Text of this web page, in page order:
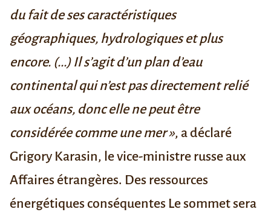
du fait de ses caractéristiques
géographiques, hydrologiques et plus
encore. (...) Il s’agit d’un plan d’eau
continental qui n’est pas directement relié
aux océans, donc elle ne peut être
considérée comme une mer », a déclaré
Grigory Karasin, le vice-ministre russe aux
Affaires étrangères. Des ressources
énergétiques conséquentes Le sommet sera